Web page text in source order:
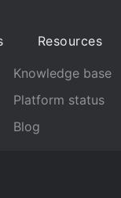
Resources
Knowledge base
Platform status
Blog